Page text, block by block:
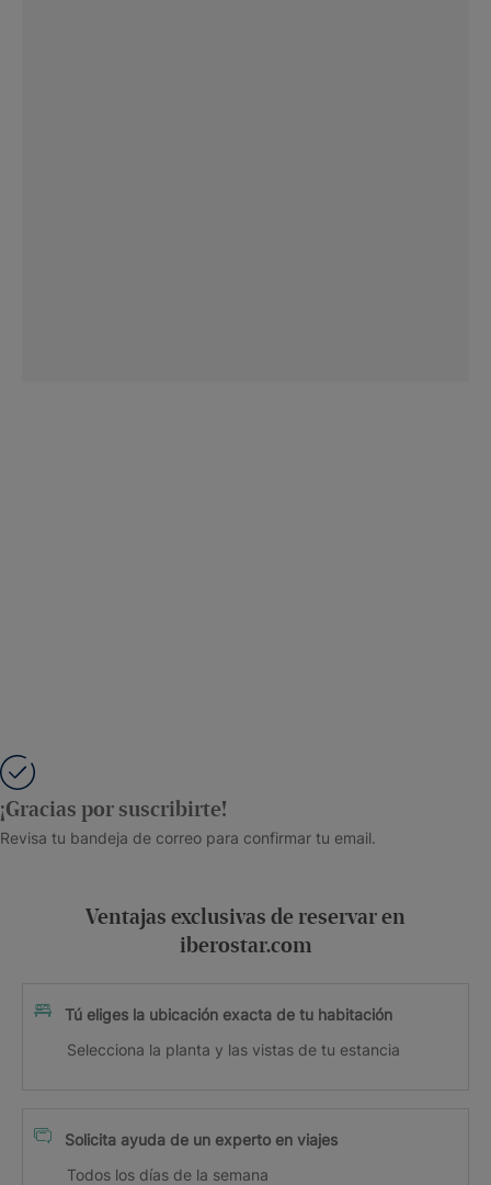
¡Gracias por suscribirte!
Revisa tu bandeja de correo para confirmar tu email.
Ventajas exclusivas de reservar en
iberostar.com
Tú eliges la ubicación exacta de tu habitación
Selecciona la planta y las vistas de tu estancia
Solicita ayuda de un experto en viajes
Todos los días de la semana